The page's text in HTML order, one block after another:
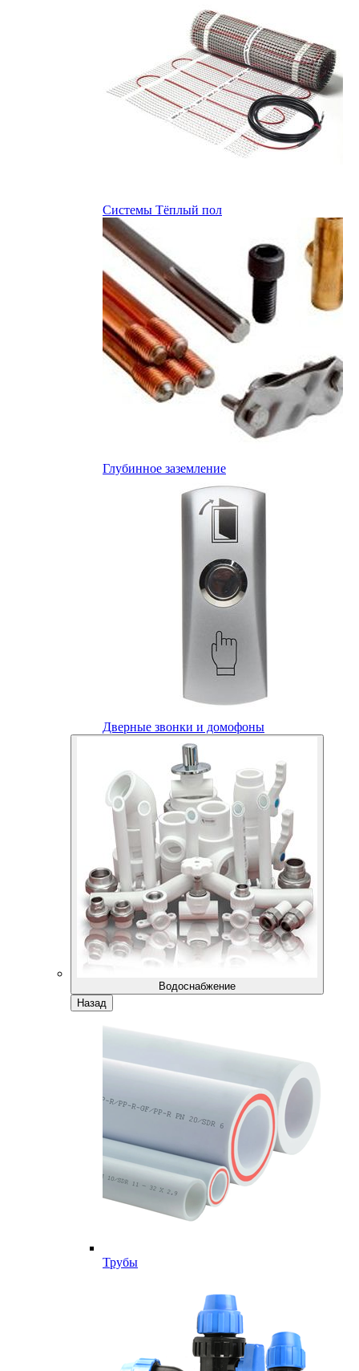
Системы Тёплый пол
Глубинное заземление
Дверные звонки и домофоны
Водоснабжение
Назад
Трубы